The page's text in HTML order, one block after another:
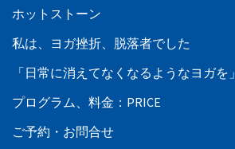
ホットストーン
私は、ヨガ挫折、脱落者でした
「日常に消えてなくなるようなヨガを」
プログラム、料金：PRICE
ご予約・お問合せ